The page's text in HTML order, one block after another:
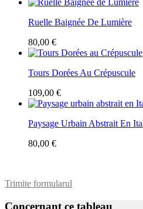
Ruelle Baignée De Lumière
80,00 €
Tours Dorées Au Crépuscule
109,00 €
Paysage Urbain Abstrait En
80,00 €
Trimite formularul
Concernant ce tableau